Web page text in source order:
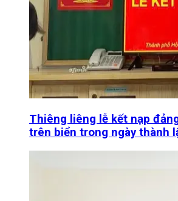
Thiêng liêng lễ kết nạp
trên biển trong ngày thành